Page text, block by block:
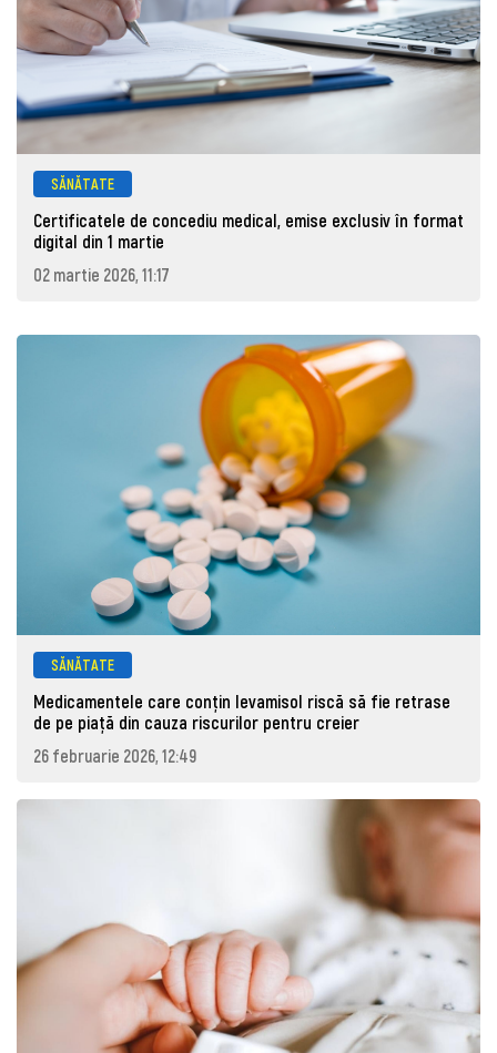
SĂNĂTATE
Certificatele de concediu medical, emise exclusiv în format
digital din 1 martie
02 martie 2026, 11:17
SĂNĂTATE
Medicamentele care conțin levamisol riscă să fie retrase
de pe piaţă din cauza riscurilor pentru creier
26 februarie 2026, 12:49